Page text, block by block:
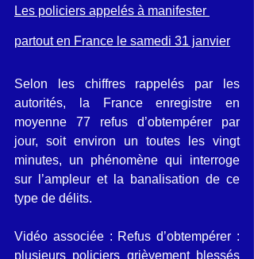
Les policiers appelés à manifester
partout en France le samedi 31 janvier
Selon les chiffres rappelés par les
autorités, la France enregistre en
moyenne 77 refus d’obtempérer par
jour, soit environ un toutes les vingt
minutes, un phénomène qui interroge
sur l’ampleur et la banalisation de ce
type de délits.
Vidéo associée : Refus d’obtempérer :
plusieurs policiers grièvement blessés